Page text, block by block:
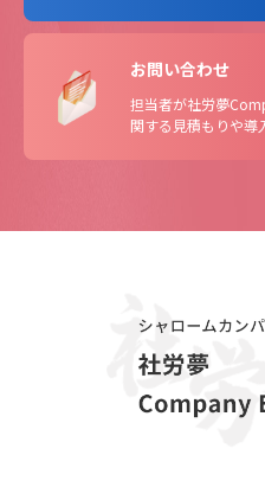
お問い合わせ
担当者が社労夢
関する見積もりや導